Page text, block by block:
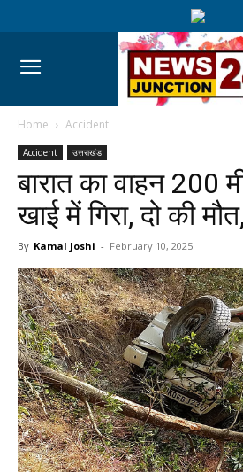
Home Accident
Accident उत्तराखंड
बारात का वाहन 200
खाई में गिरा, दो की
By Kamal Joshi - February 10, 2025